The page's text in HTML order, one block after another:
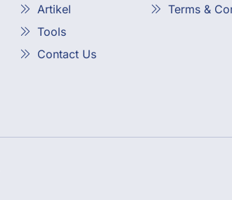
Artikel
Tools
Contact Us
Terms &